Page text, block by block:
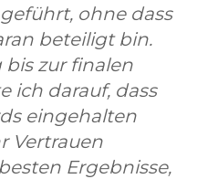
ohne dass
beteiligt bin.
bis zur finalen
ich darauf, dass
eingehalten
Vertrauen
Ergebnisse,